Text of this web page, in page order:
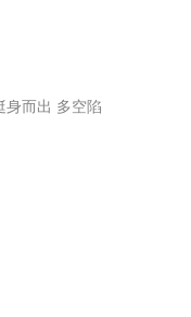
身而出 多空陷